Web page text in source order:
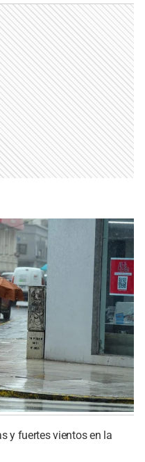
y fuertes vientos en la